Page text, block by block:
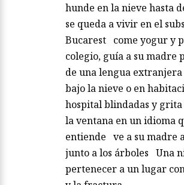
hunde en la nieve hasta
se queda a vivir en el
Bucarest come yogur y
colegio, guía a su madre
de una lengua extranjera
bajo la nieve o en
hospital blindadas y
la ventana en un idioma
entiende ve a su madre
junto a los árboles Una
pertenecer a un lugar